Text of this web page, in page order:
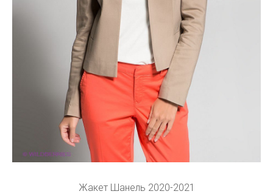
Жакет Шанель 2020-2021